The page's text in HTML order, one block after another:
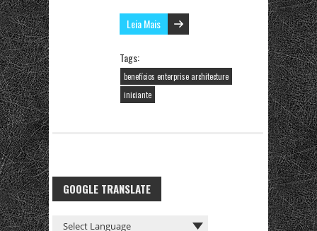
Leia Mais
Tags:
benefícios enterprise architecture
iniciante
GOOGLE TRANSLATE